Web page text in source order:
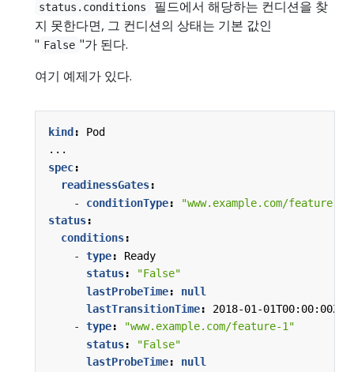
status.conditions
필드에서 해당하는 컨디션을 찾
지 못한다면, 그 컨디션의 상태는 기본 값인
" False "가 된다.
여기 예제가 있다.
kind :
Pod
...
spec:
readinessGates:
- conditionType:
"www.example.com/feature-1"
status:
conditions:
- type: Ready
status:
"False"
lastProbeTime:
null
lastTransitionTime:
2018-01-01T00:00:00Z
- type: "www.example.com/feature-1"
status:
"False"
lastProbeTime:
null